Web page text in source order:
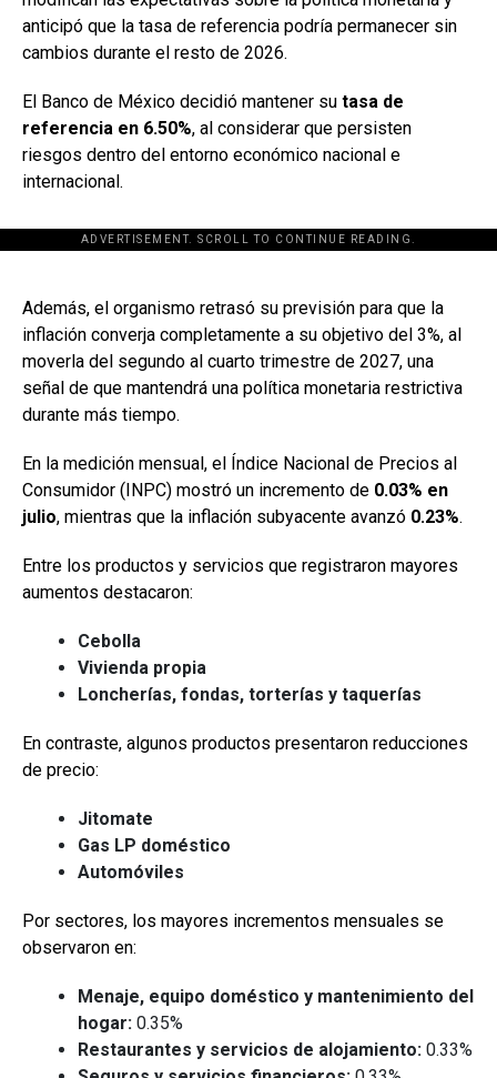
anticipó que la tasa de referencia podría permanecer sin
cambios durante el resto de 2026.
El Banco de México decidió mantener su tasa de
referencia en 6.50%, al considerar que persisten
riesgos dentro del entorno económico nacional e
internacional.
ADVERTISEMENT. SCROLL TO CONTINUE READING.
[adsforwp id="243463"]
Además, el organismo retrasó su previsión para que la
inflación converja completamente a su objetivo del 3%, al
moverla del segundo al cuarto trimestre de 2027, una
señal de que mantendrá una política monetaria restrictiva
durante más tiempo.
En la medición mensual, el Índice Nacional de Precios al
Consumidor (INPC) mostró un incremento de 0.03% en
julio, mientras que la inflación subyacente avanzó 0.23%.
Entre los productos y servicios que registraron mayores
aumentos destacaron:
Cebolla
Vivienda propia
Loncherías, fondas, torterías y taquerías
En contraste, algunos productos presentaron reducciones
de precio:
Jitomate
Gas LP doméstico
Automóviles
Por sectores, los mayores incrementos mensuales se
observaron en:
Menaje, equipo doméstico y mantenimiento del
hogar: 0.35%
Restaurantes y servicios de alojamiento: 0.33%